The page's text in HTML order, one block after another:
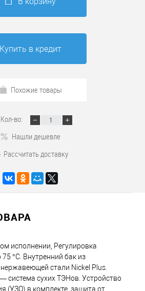
Купить в кредит
Похожие товары
Кол-во:
Нашли дешевле
Рассчитать доставку
исполнении, Регулировка
°С. Внутренний бак из
стали Nickel Plus.
система сухих ТЭНов. Устройство
(УЗО) в комплекте, защита от